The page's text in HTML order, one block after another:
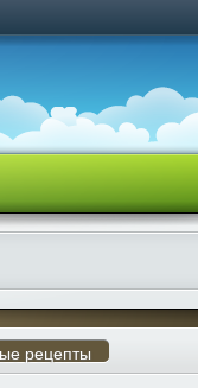
рецепты